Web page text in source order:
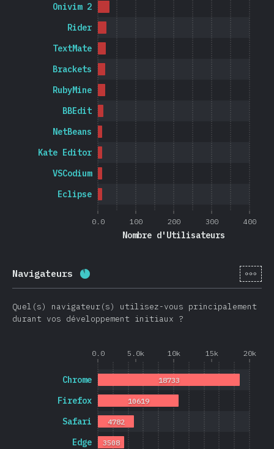
0.0 100 200 300 400
Nombre d'Utilisateurs
Eclipse
VSCodium
Kate Editor
NetBeans
BBEdit
RubyMine
Brackets
TextMate
Rider
Onivim 2
Navigateurs Progression: [fr-
Quel(s) navigateur(s) utilisez-vous principalement
durant vos développement initiaux ?
0.0 5.0k 10k 15k 20k
Edge
Safari
Firefox
Chrome
3508
4782
10619
18733